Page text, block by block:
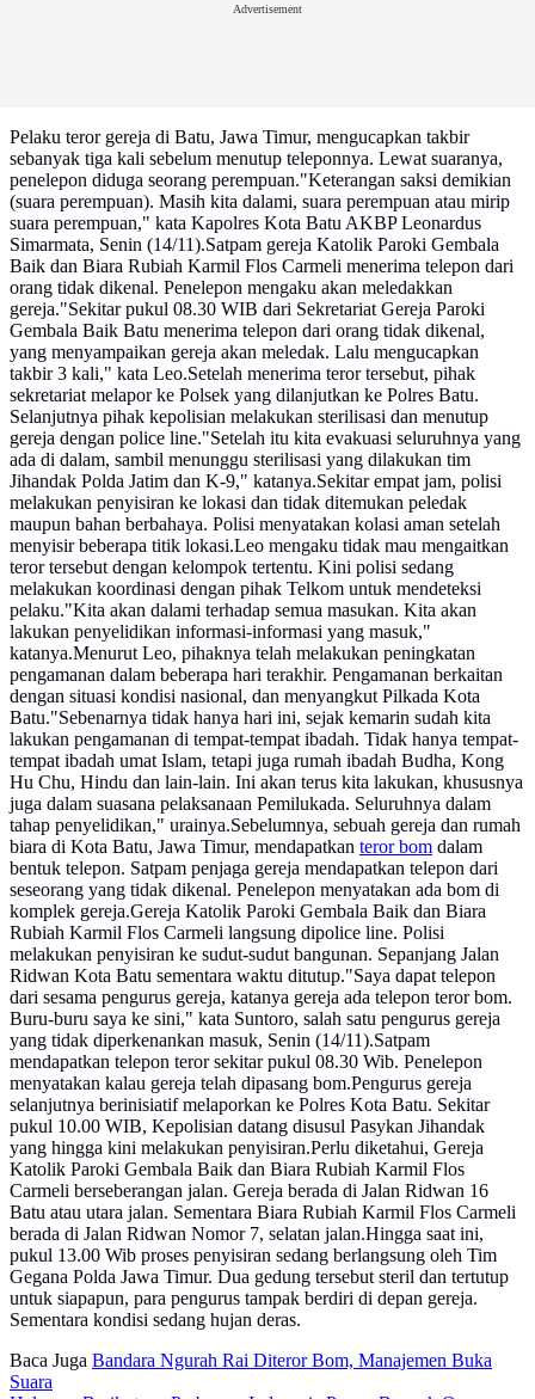
Advertisement
Pelaku teror gereja di Batu, Jawa Timur, mengucapkan takbir
sebanyak tiga kali sebelum menutup teleponnya. Lewat suaranya,
penelepon diduga seorang perempuan."Keterangan saksi demikian
(suara perempuan). Masih kita dalami, suara perempuan atau mirip
suara perempuan," kata Kapolres Kota Batu AKBP Leonardus
Simarmata, Senin (14/11).Satpam gereja Katolik Paroki Gembala
Baik dan Biara Rubiah Karmil Flos Carmeli menerima telepon dari
orang tidak dikenal. Penelepon mengaku akan meledakkan
gereja."Sekitar pukul 08.30 WIB dari Sekretariat Gereja Paroki
Gembala Baik Batu menerima telepon dari orang tidak dikenal,
yang menyampaikan gereja akan meledak. Lalu mengucapkan
takbir 3 kali," kata Leo.Setelah menerima teror tersebut, pihak
sekretariat melapor ke Polsek yang dilanjutkan ke Polres Batu.
Selanjutnya pihak kepolisian melakukan sterilisasi dan menutup
gereja dengan police line."Setelah itu kita evakuasi seluruhnya yang
ada di dalam, sambil menunggu sterilisasi yang dilakukan tim
Jihandak Polda Jatim dan K-9," katanya.Sekitar empat jam, polisi
melakukan penyisiran ke lokasi dan tidak ditemukan peledak
maupun bahan berbahaya. Polisi menyatakan kolasi aman setelah
menyisir beberapa titik lokasi.Leo mengaku tidak mau mengaitkan
teror tersebut dengan kelompok tertentu. Kini polisi sedang
melakukan koordinasi dengan pihak Telkom untuk mendeteksi
pelaku."Kita akan dalami terhadap semua masukan. Kita akan
lakukan penyelidikan informasi-informasi yang masuk,"
katanya.Menurut Leo, pihaknya telah melakukan peningkatan
pengamanan dalam beberapa hari terakhir. Pengamanan berkaitan
dengan situasi kondisi nasional, dan menyangkut Pilkada Kota
Batu."Sebenarnya tidak hanya hari ini, sejak kemarin sudah kita
lakukan pengamanan di tempat-tempat ibadah. Tidak hanya tempat-
tempat ibadah umat Islam, tetapi juga rumah ibadah Budha, Kong
Hu Chu, Hindu dan lain-lain. Ini akan terus kita lakukan, khususnya
juga dalam suasana pelaksanaan Pemilukada. Seluruhnya dalam
tahap penyelidikan," urainya.Sebelumnya, sebuah gereja dan rumah
biara di Kota Batu, Jawa Timur, mendapatkan teror bom dalam
bentuk telepon. Satpam penjaga gereja mendapatkan telepon dari
seseorang yang tidak dikenal. Penelepon menyatakan ada bom di
komplek gereja.Gereja Katolik Paroki Gembala Baik dan Biara
Rubiah Karmil Flos Carmeli langsung dipolice line. Polisi
melakukan penyisiran ke sudut-sudut bangunan. Sepanjang Jalan
Ridwan Kota Batu sementara waktu ditutup."Saya dapat telepon
dari sesama pengurus gereja, katanya gereja ada telepon teror bom.
Buru-buru saya ke sini," kata Suntoro, salah satu pengurus gereja
yang tidak diperkenankan masuk, Senin (14/11).Satpam
mendapatkan telepon teror sekitar pukul 08.30 Wib. Penelepon
menyatakan kalau gereja telah dipasang bom.Pengurus gereja
selanjutnya berinisiatif melaporkan ke Polres Kota Batu. Sekitar
pukul 10.00 WIB, Kepolisian datang disusul Pasykan Jihandak
yang hingga kini melakukan penyisiran.Perlu diketahui, Gereja
Katolik Paroki Gembala Baik dan Biara Rubiah Karmil Flos
Carmeli berseberangan jalan. Gereja berada di Jalan Ridwan 16
Batu atau utara jalan. Sementara Biara Rubiah Karmil Flos Carmeli
berada di Jalan Ridwan Nomor 7, selatan jalan.Hingga saat ini,
pukul 13.00 Wib proses penyisiran sedang berlangsung oleh Tim
Gegana Polda Jawa Timur. Dua gedung tersebut steril dan tertutup
untuk siapapun, para pengurus tampak berdiri di depan gereja.
Sementara kondisi sedang hujan deras.
Baca Juga Bandara Ngurah Rai Diteror Bom, Manajemen Buka
Suara